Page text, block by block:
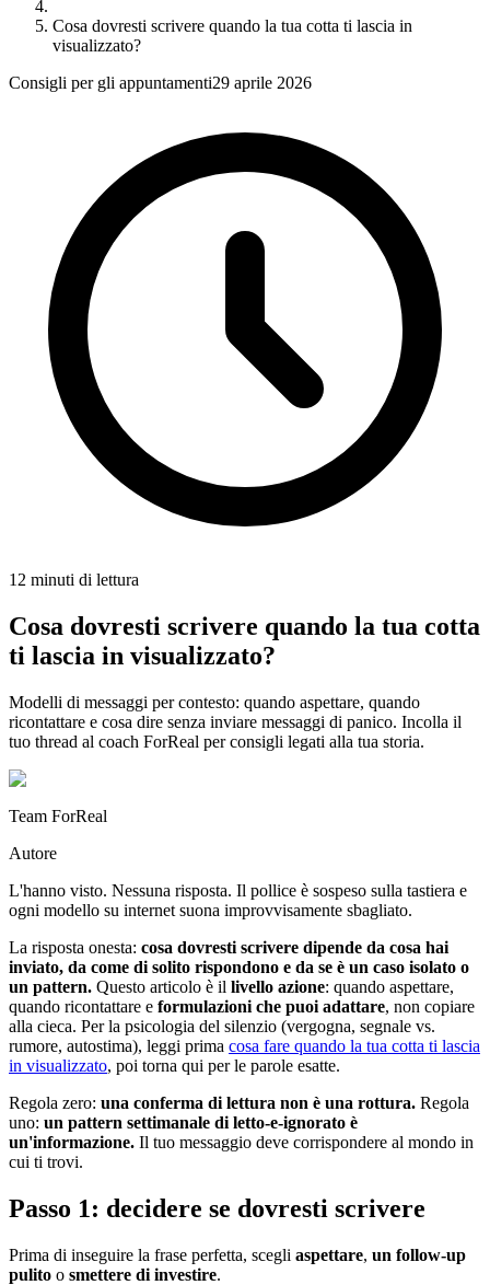
Cosa dovresti scrivere quando la tua cotta ti lascia in
visualizzato?
Consigli per gli appuntamenti29 aprile 2026
12 minuti di lettura
Cosa dovresti scrivere quando la tua cotta
ti lascia in visualizzato?
Modelli di messaggi per contesto: quando aspettare, quando
ricontattare e cosa dire senza inviare messaggi di panico. Incolla il
tuo thread al coach ForReal per consigli legati alla tua storia.
Team ForReal
Autore
L'hanno visto. Nessuna risposta. Il pollice è sospeso sulla tastiera e
ogni modello su internet suona improvvisamente sbagliato.
La risposta onesta: cosa dovresti scrivere dipende da cosa hai
inviato, da come di solito rispondono e da se è un caso isolato o
un pattern. Questo articolo è il livello azione: quando aspettare,
quando ricontattare e formulazioni che puoi adattare, non copiare
alla cieca. Per la psicologia del silenzio (vergogna, segnale vs.
rumore, autostima), leggi prima cosa fare quando la tua cotta ti lascia
in visualizzato, poi torna qui per le parole esatte.
Regola zero: una conferma di lettura non è una rottura. Regola
uno: un pattern settimanale di letto-e-ignorato è
un'informazione. Il tuo messaggio deve corrispondere al mondo in
cui ti trovi.
Passo 1: decidere se dovresti scrivere
Prima di inseguire la frase perfetta, scegli aspettare, un follow-up
pulito o smettere di investire.